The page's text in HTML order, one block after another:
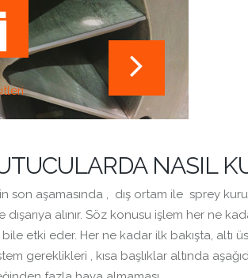
NASIL
son aşamasında , dış ortam ile sprey
dışarıya alınır. Söz konusu işlem her
bile etki eder. Her ne kadar ilk bakışta, altı
gereklikleri , kısa başlıklar altında